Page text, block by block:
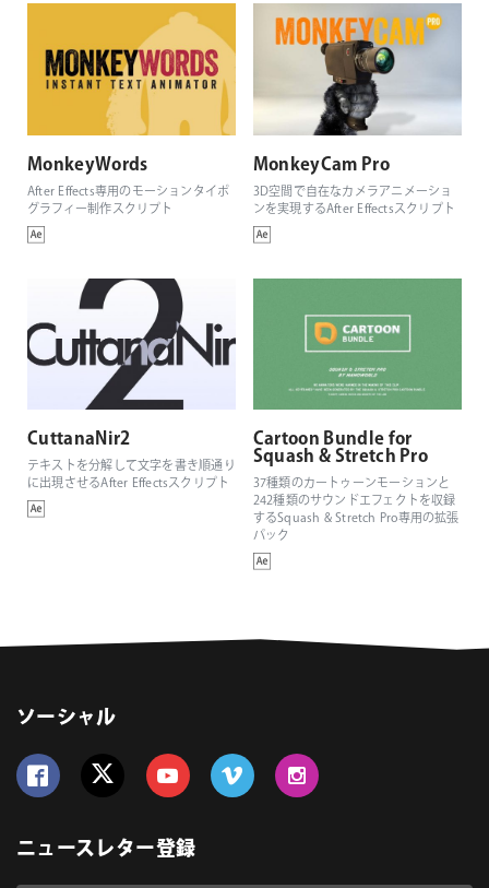
MonkeyWords
After Effects専用のモーションタイポ
グラフィー制作スクリプト
MonkeyCam Pro
3D空間で自在なカメラアニメーショ
ンを実現するAfter Effectsスクリプト
CuttanaNir2
テキストを分解して文字を書き順通り
に出現させるAfter Effectsスクリプト
Cartoon Bundle for
Squash & Stretch Pro
37種類のカートゥーンモーションと
242種類のサウンドエフェクトを収録
するSquash & Stretch Pro専用の拡張
パック
ソーシャル
ニュースレター登録